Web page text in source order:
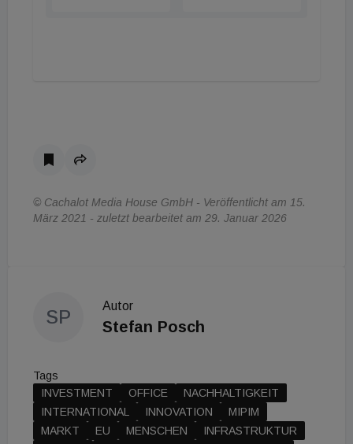
© Cachalot Media House GmbH - Veröffentlicht am 15.
März 2021 - zuletzt bearbeitet am 29. Januar 2026
SP
Autor
Stefan Posch
Tags
INVESTMENT
OFFICE
NACHHALTIGKEIT
INTERNATIONAL
INNOVATION
MIPIM
MARKT
EU MENSCHEN
INFRASTRUKTUR